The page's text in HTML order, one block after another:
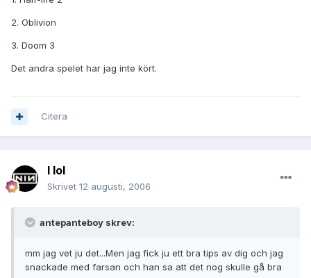
2. Oblivion
3. Doom 3
Det andra spelet har jag inte kört.
Citera
I lol
Skrivet 12 augusti, 2006
antepanteboy skrev:
mm jag vet ju det...Men jag fick ju ett bra tips av dig och jag
snackade med farsan och han sa att det nog skulle gå bra